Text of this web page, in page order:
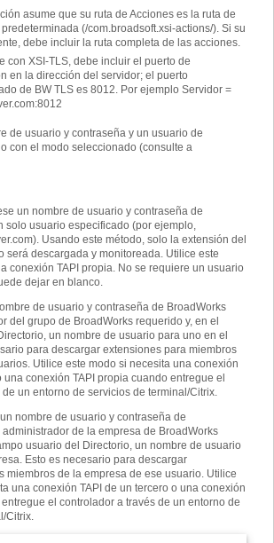
asume que su ruta de Acciones es la ruta de
(/com.broadsoft.xsi-actions/). Si su
debe incluir la ruta completa de las acciones.
con XSI-TLS, debe incluir el puerto de
en la dirección del servidor; el puerto
de BW TLS es 8012. Por ejemplo Servidor =
de usuario y contraseña y un usuario de
con el modo seleccionado (consulte a
un nombre de usuario y contraseña de
solo usuario especificado (por ejemplo,
). Usando este método, solo la extensión del
será descargada y monitoreada. Utilice este
conexión TAPI propia. No se requiere un usuario
dejar en blanco.
de usuario y contraseña de BroadWorks
del grupo de BroadWorks requerido y, en el
un nombre de usuario para uno en el
para descargar extensiones para miembros
Utilice este modo si necesita una conexión
una conexión TAPI propia cuando entregue el
un entorno de servicios de terminal/Citrix.
nombre de usuario y contraseña de
de la empresa de BroadWorks
usuario del Directorio, un nombre de usuario
Esto es necesario para descargar
miembros de la empresa de ese usuario. Utilice
una conexión TAPI de un tercero o una conexión
el controlador a través de un entorno de
Citrix.